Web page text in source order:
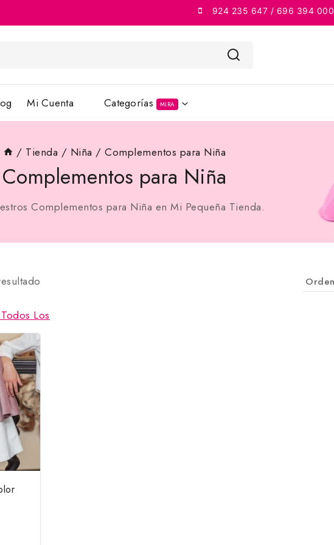
924 235 647 / 696 394 000
Mi Cuenta Categorías MIRA
/ Tienda / Niña / Complementos para Niña
Complementos para Niña
Complementos para Niña en Mi Pequeña Tienda.
Los